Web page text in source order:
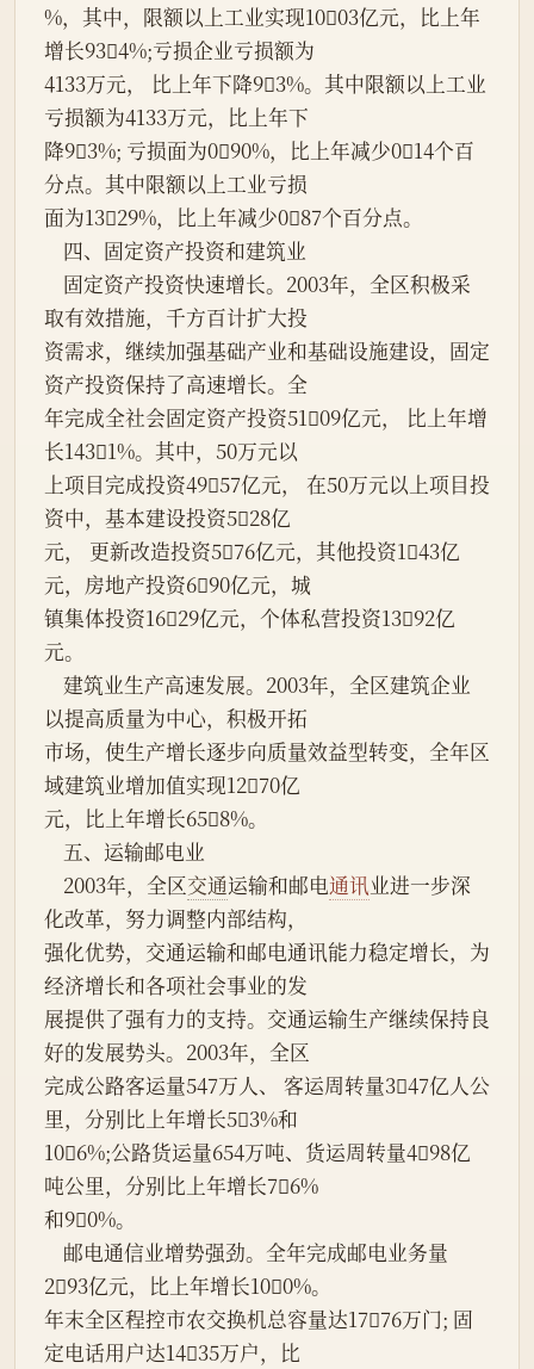
%，其中，限额以上工业实现1003亿元，比上年
增长934%;亏损企业亏损额为
4133万元， 比上年下降93%。其中限额以上工业
亏损额为4133万元，比上年下
降93%; 亏损面为090%，比上年减少014个百
分点。其中限额以上工业亏损
面为1329%，比上年减少087个百分点。
    四、固定资产投资和建筑业
取有效措施，千方百计扩大投
资需求，继续加强基础产业和基础设施建设，固定
资产投资保持了高速增长。全
年完成全社会固定资产投资5109亿元， 比上年增
长1431%。其中，50万元以
上项目完成投资4957亿元， 在50万元以上项目投
资中，基本建设投资528亿
元， 更新改造投资576亿元，其他投资143亿
元，房地产投资690亿元，城
镇集体投资1629亿元，个体私营投资1392亿
元。
以提高质量为中心，积极开拓
市场，使生产增长逐步向质量效益型转变，全年区
域建筑业增加值实现1270亿
元，比上年增长658%。
    五、运输邮电业
    2003年，全区
交通运输和邮电通讯业进一步深
化改革，努力调整内部结构，
强化优势，交通运输和邮电通讯能力稳定增长，为
经济增长和各项社会事业的发
展提供了强有力的支持。交通运输生产继续保持良
好的发展势头。2003年，全区
完成公路客运量547万人、 客运周转量347亿人公
里，分别比上年增长53%和
106%;公路货运量654万吨、货运周转量498亿
吨公里，分别比上年增长76%
和90%。
293亿元，比上年增长100%。
年末全区程控市农交换机总容量达1776万门; 固
定电话用户达1435万户，比